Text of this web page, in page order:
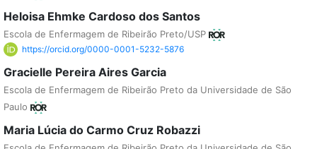
Heloisa Ehmke Cardoso dos Santos
Escola de Enfermagem de Ribeirão Preto/USP
https://orcid.org/0000-0001-5232-5876
Gracielle Pereira Aires Garcia
Escola de Enfermagem de Ribeirão Preto da Universidade de São
Paulo
Maria Lúcia do Carmo Cruz Robazzi